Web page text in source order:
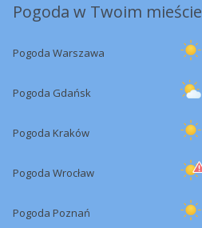
Pogoda w Twoim mieście
Pogoda Warszawa
Pogoda Gdańsk
Pogoda Kraków
Pogoda Wrocław
Pogoda Poznań